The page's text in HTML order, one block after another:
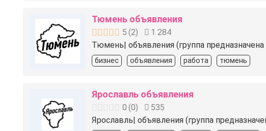
Тюмень объявления
5 (2)
1 284
Тюмень| объявления (группа
бизнес объявления работа тюмень
Ярославль объявления
0 (0)
535
Ярославль| объявления (группа